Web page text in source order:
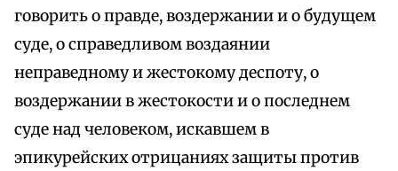
говорить о правде, воздержании и о будущем
суде, о справедливом воздаянии
неправедному и жестокому деспоту, о
воздержании в жестокости и о последнем
суде над человеком, искавшем в
эпикурейских отрицаниях защиты против